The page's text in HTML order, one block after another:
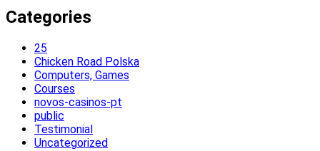
Categories
25
Chicken Road Polska
Computers, Games
Courses
novos-casinos-pt
public
Testimonial
Uncategorized